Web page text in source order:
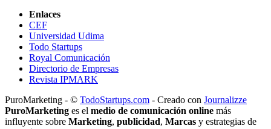
Enlaces
CEF
Universidad Udima
Todo Startups
Royal Comunicación
Directorio de Empresas
Revista IPMARK
PuroMarketing - © TodoStartups.com - Creado con Journalizze
PuroMarketing es el medio de comunicación online más
influyente sobre Marketing, publicidad, Marcas y estrategias de